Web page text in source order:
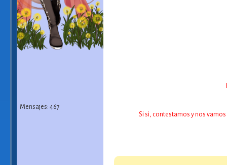
Mensajes: 467
Si si, contestamos y nos vamos